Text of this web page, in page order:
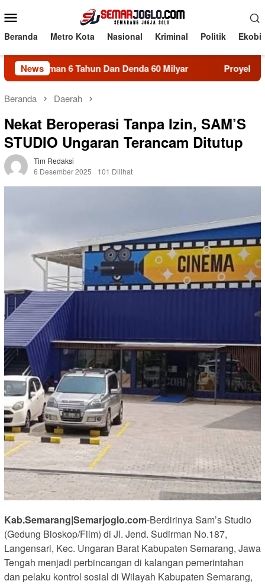
ke
kontenMobile
Beranda Metro Kota Nasional Kriminal Politik
News
Dan Denda 60 Milyar Proyek SBSN MTsN
Beranda Daerah
Nekat Beroperasi Tanpa Izin, SAM’S
STUDIO Ungaran Terancam Ditutup
Tim Redaksi
6 Desember 2025
101 Dilihat
Kab.Semarang|Semarjoglo.com-Berdirinya Sam’s Studio
(Gedung Bioskop/Film) di Jl. Jend. Sudirman No.187,
Langensari, Kec. Ungaran Barat Kabupaten Semarang, Jawa
Tengah menjadi perbincangan di kalangan pemerintahan
dan pelaku kontrol sosial di Wilayah Kabupaten Semarang,